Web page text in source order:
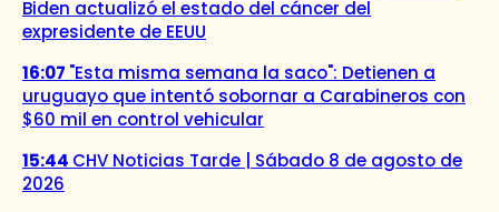
Biden actualizó el estado del cáncer del
expresidente de EEUU
16:07 "Esta misma semana la saco": Detienen a
uruguayo que intentó sobornar a Carabineros con
$60 mil en control vehicular
15:44 CHV Noticias Tarde | Sábado 8 de agosto de
2026